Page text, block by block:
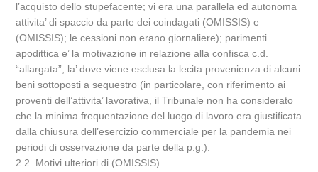
l’acquisto dello stupefacente; vi era una parallela ed autonoma
attivita’ di spaccio da parte dei coindagati (OMISSIS) e
(OMISSIS); le cessioni non erano giornaliere); parimenti
apodittica e’ la motivazione in relazione alla confisca c.d.
“allargata”, la’ dove viene esclusa la lecita provenienza di alcuni
beni sottoposti a sequestro (in particolare, con riferimento ai
proventi dell’attivita’ lavorativa, il Tribunale non ha considerato
che la minima frequentazione del luogo di lavoro era giustificata
dalla chiusura dell’esercizio commerciale per la pandemia nei
periodi di osservazione da parte della p.g.).
2.2. Motivi ulteriori di (OMISSIS).